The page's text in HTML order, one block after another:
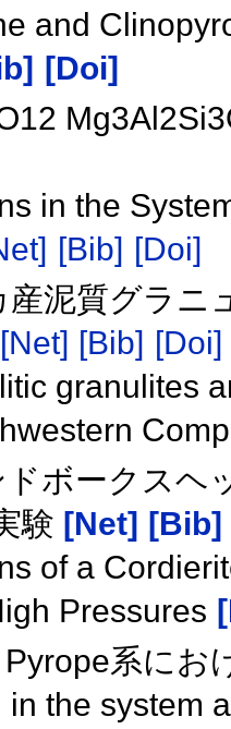
and
[Doi]
in the
[Bib] [Doi]
産泥質グラ
[Net] [Bib] [Doi]
granulites
ボークスヘ
験 [Net] [Bib]
of a
Pressures
系に
in the system